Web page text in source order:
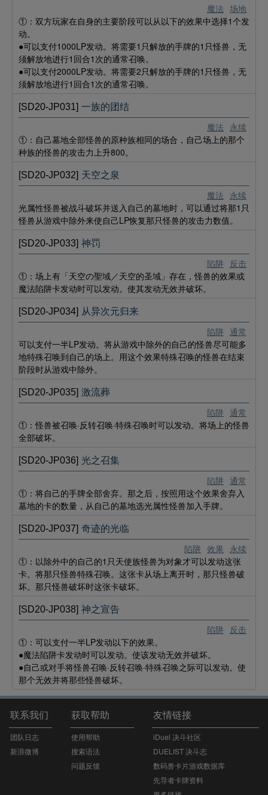
魔法 场地
①：双方玩家在自身的主要阶段可以从以下的效果中选择1个发
动。
●可以支付1000LP发动。将需要1只解放的手牌的1只怪兽，无
须解放地进行1回合1次的通常召唤。
●可以支付2000LP发动。将需要2只解放的手牌的1只怪兽，无
须解放地进行1回合1次的通常召唤。
魔法 永续
[SD20-JP031] 一族的团结
①：自己墓地全部怪兽的原种族相同的场合，自己场上的那个
种族的怪兽的攻击力上升800。
魔法 永续
[SD20-JP032] 天空之泉
光属性怪兽被战斗破坏并送入自己的墓地时，可以通过将那1只
怪兽从游戏中除外来使自己LP恢复那只怪兽的攻击力数值。
陷阱 反击
[SD20-JP033] 神罚
①：场上有「天空の聖域／天空的圣域」存在，怪兽的效果或
魔法陷阱卡发动时可以发动。使其发动无效并破坏。
陷阱 通常
[SD20-JP034] 从异次元归来
可以支付一半LP发动。将从游戏中除外的自己的怪兽尽可能多
地特殊召唤到自己的场上。用这个效果特殊召唤的怪兽在结束
阶段时从游戏中除外。
陷阱 通常
[SD20-JP035] 激流葬
①：怪兽被召唤·反转召唤·特殊召唤时可以发动。将场上的怪兽
全部破坏。
陷阱 通常
[SD20-JP036] 光之召集
①：将自己的手牌全部舍弃。那之后，按照用这个效果舍弃入
墓地的卡的数量，从自己的墓地选光属性怪兽加入手牌。
陷阱 效果 永续
[SD20-JP037] 奇迹的光临
①：以除外中的自己的1只天使族怪兽为对象才可以发动这张
卡。将那只怪兽特殊召唤。这张卡从场上离开时，那只怪兽破
坏。那只怪兽破坏时这张卡破坏。
陷阱 反击
[SD20-JP038] 神之宣告
①：可以支付一半LP发动以下的效果。
●魔法陷阱卡发动时可以发动。使该发动无效并破坏。
●自己或对手将怪兽召唤·反转召唤·特殊召唤之际可以发动。使
那个无效并将那些怪兽破坏。
联系我们
团队日志
新浪微博
获取帮助
使用帮助
搜索语法
问题反馈
友情链接
iDuel 决斗社区
DUELIST 决斗志
数码兽卡片游戏数据库
先导者卡牌资料